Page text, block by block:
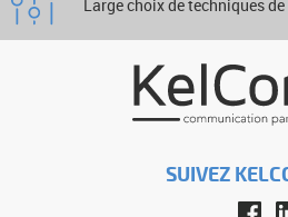
Large choix de techniques
SUIVEZ